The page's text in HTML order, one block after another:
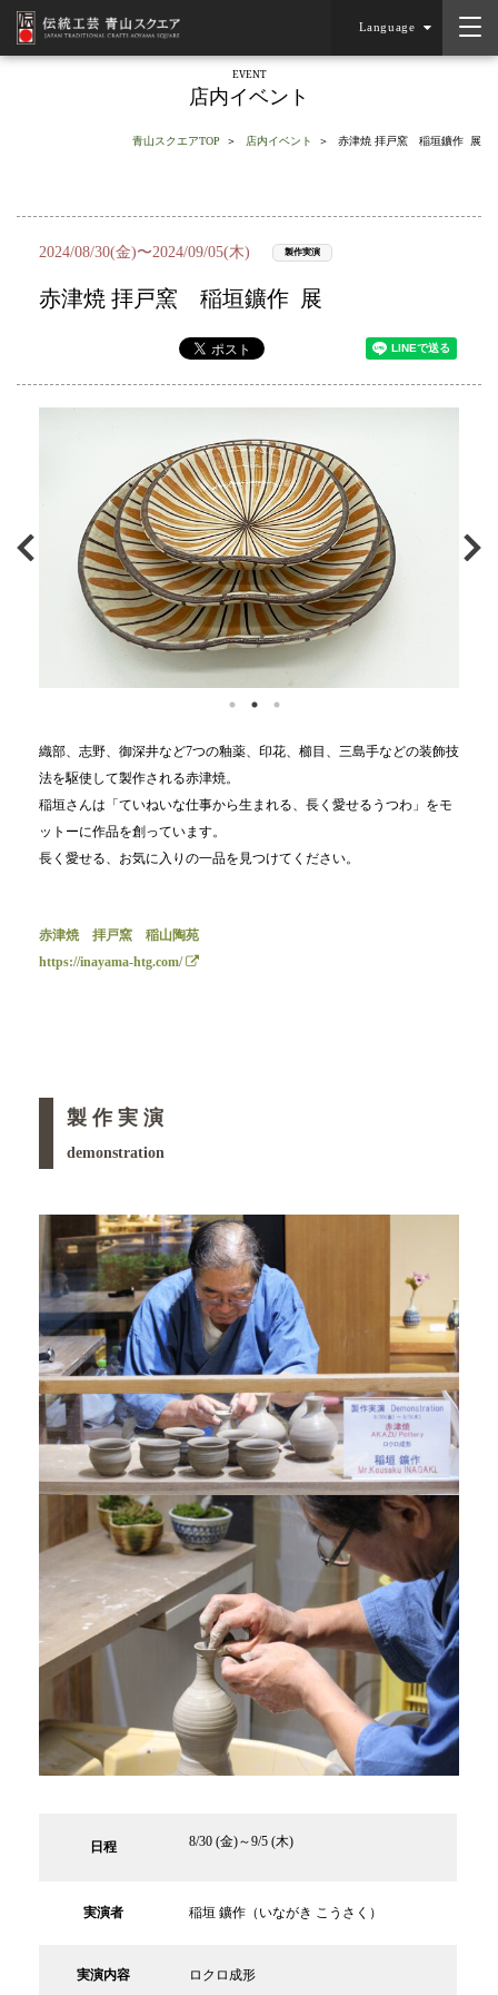
Language
EVENT
店内イベント
青山スクエアTOP 店内イベント 赤津焼 拝戸窯 稲垣鑛作 展
2024/08/30(金)〜2024/09/05(木) 製作実演
赤津焼 拝戸窯 稲垣鑛作 展
織部、志野、御深井など7つの釉薬、印花、櫛目、三島手などの装飾技
法を駆使して製作される赤津焼。
稲垣さんは「ていねいな仕事から生まれる、長く愛せるうつわ」をモ
ットーに作品を創っています。
長く愛せる、お気に入りの一品を見つけてください。
赤津焼 拝戸窯 稲山陶苑
https://inayama-htg.com/
製 作 実 演
demonstration
日程 8/30 (金)～9/5 (木)
実演者 稲垣 鑛作（いながき こうさく）
実演内容 ロクロ成形